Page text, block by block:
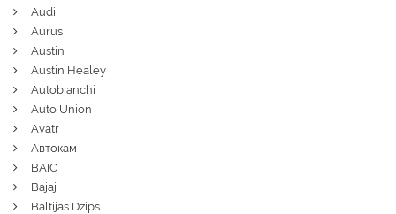
Audi
Aurus
Austin
Austin Healey
Autobianchi
Auto Union
Avatr
Автокам
BAIC
Bajaj
Baltijas Dzips